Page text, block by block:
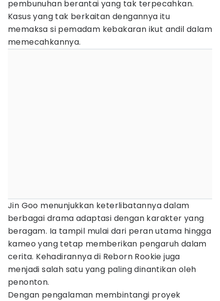
pembunuhan berantai yang tak terpecahkan.
Kasus yang tak berkaitan dengannya itu
memaksa si pemadam kebakaran ikut andil dalam
memecahkannya.
Jin Goo menunjukkan keterlibatannya dalam
berbagai drama adaptasi dengan karakter yang
beragam. Ia tampil mulai dari peran utama hingga
kameo yang tetap memberikan pengaruh dalam
cerita. Kehadirannya di Reborn Rookie juga
menjadi salah satu yang paling dinantikan oleh
penonton.
Dengan pengalaman membintangi proyek